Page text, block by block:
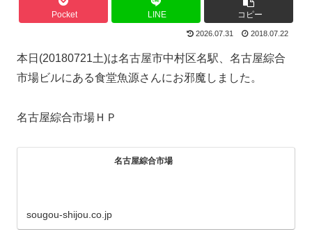
Pocket LINE コピー
2026.07.31 2018.07.22
本日(20180721土)は名古屋市中村区名駅、名古屋綜合
市場ビルにある食堂魚源さんにお邪魔しました。
名古屋綜合市場ＨＰ
名古屋綜合市場
sougou-shijou.co.jp